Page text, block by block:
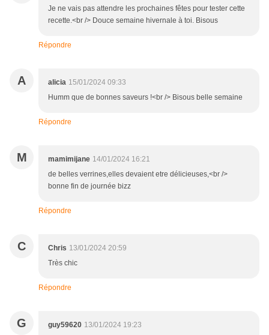
Je ne vais pas attendre les prochaines fêtes pour tester cette
recette.<br /> Douce semaine hivernale à toi. Bisous
Répondre
A alicia 15/01/2024 09:33
Humm que de bonnes saveurs !<br /> Bisous belle semaine
Répondre
M mamimijane 14/01/2024 16:21
de belles verrines,elles devaient etre délicieuses,<br />
bonne fin de journée bizz
Répondre
C Chris 13/01/2024 20:59
Très chic
Répondre
G guy59620 13/01/2024 19:23